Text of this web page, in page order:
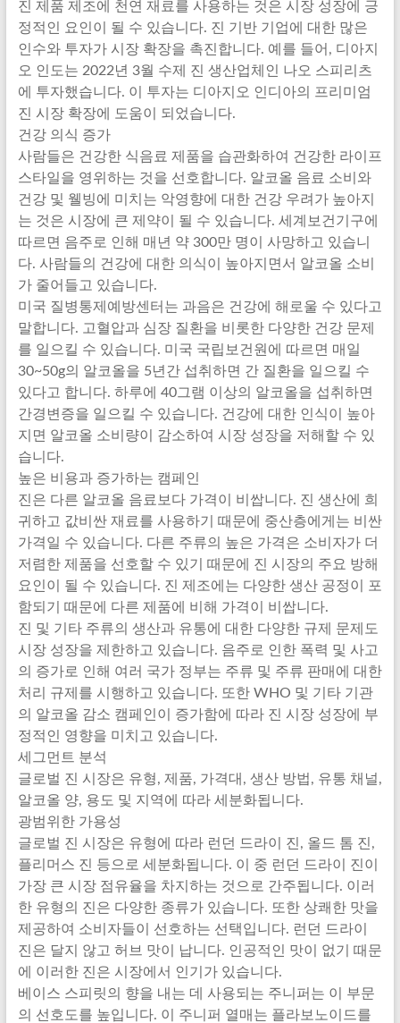
진 제품 제조에 천연 재료를 사용하는 것은 시장 성장에 긍
정적인 요인이 될 수 있습니다. 진 기반 기업에 대한 많은
인수와 투자가 시장 확장을 촉진합니다. 예를 들어, 디아지
오 인도는 2022년 3월 수제 진 생산업체인 나오 스피리츠
에 투자했습니다. 이 투자는 디아지오 인디아의 프리미엄
진 시장 확장에 도움이 되었습니다.
건강 의식 증가
사람들은 건강한 식음료 제품을 습관화하여 건강한 라이프
스타일을 영위하는 것을 선호합니다. 알코올 음료 소비와
건강 및 웰빙에 미치는 악영향에 대한 건강 우려가 높아지
는 것은 시장에 큰 제약이 될 수 있습니다. 세계보건기구에
따르면 음주로 인해 매년 약 300만 명이 사망하고 있습니
다. 사람들의 건강에 대한 의식이 높아지면서 알코올 소비
가 줄어들고 있습니다.
미국 질병통제예방센터는 과음은 건강에 해로울 수 있다고
말합니다. 고혈압과 심장 질환을 비롯한 다양한 건강 문제
를 일으킬 수 있습니다. 미국 국립보건원에 따르면 매일
30~50g의 알코올을 5년간 섭취하면 간 질환을 일으킬 수
있다고 합니다. 하루에 40그램 이상의 알코올을 섭취하면
간경변증을 일으킬 수 있습니다. 건강에 대한 인식이 높아
지면 알코올 소비량이 감소하여 시장 성장을 저해할 수 있
습니다.
높은 비용과 증가하는 캠페인
진은 다른 알코올 음료보다 가격이 비쌉니다. 진 생산에 희
귀하고 값비싼 재료를 사용하기 때문에 중산층에게는 비싼
가격일 수 있습니다. 다른 주류의 높은 가격은 소비자가 더
저렴한 제품을 선호할 수 있기 때문에 진 시장의 주요 방해
요인이 될 수 있습니다. 진 제조에는 다양한 생산 공정이 포
함되기 때문에 다른 제품에 비해 가격이 비쌉니다.
진 및 기타 주류의 생산과 유통에 대한 다양한 규제 문제도
시장 성장을 제한하고 있습니다. 음주로 인한 폭력 및 사고
의 증가로 인해 여러 국가 정부는 주류 및 주류 판매에 대한
처리 규제를 시행하고 있습니다. 또한 WHO 및 기타 기관
의 알코올 감소 캠페인이 증가함에 따라 진 시장 성장에 부
정적인 영향을 미치고 있습니다.
세그먼트 분석
글로벌 진 시장은 유형, 제품, 가격대, 생산 방법, 유통 채널,
알코올 양, 용도 및 지역에 따라 세분화됩니다.
광범위한 가용성
글로벌 진 시장은 유형에 따라 런던 드라이 진, 올드 톰 진,
플리머스 진 등으로 세분화됩니다. 이 중 런던 드라이 진이
가장 큰 시장 점유율을 차지하는 것으로 간주됩니다. 이러
한 유형의 진은 다양한 종류가 있습니다. 또한 상쾌한 맛을
제공하여 소비자들이 선호하는 선택입니다. 런던 드라이
진은 달지 않고 허브 맛이 납니다. 인공적인 맛이 없기 때문
에 이러한 진은 시장에서 인기가 있습니다.
베이스 스피릿의 향을 내는 데 사용되는 주니퍼는 이 부문
의 선호도를 높입니다. 이 주니퍼 열매는 플라보노이드를